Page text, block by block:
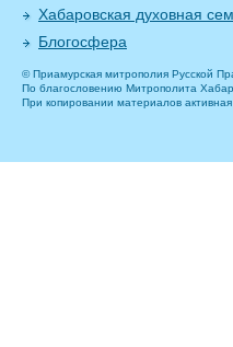
Хабаровская духовная
Блогосфера
© Приамурская митрополия Русской
По благословению Митрополита
При копировании материалов